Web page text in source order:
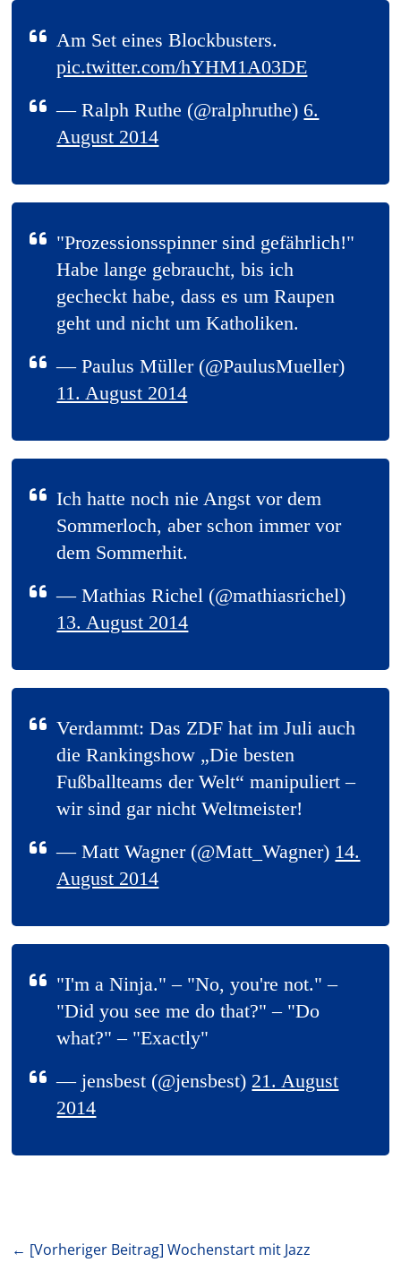
Am Set eines Blockbusters.
pic.twitter.com/hYHM1A03DE
— Ralph Ruthe (@ralphruthe) 6.
August 2014
"Prozessionsspinner sind gefährlich!"
Habe lange gebraucht, bis ich
gecheckt habe, dass es um Raupen
geht und nicht um Katholiken.
— Paulus Müller (@PaulusMueller)
11. August 2014
Ich hatte noch nie Angst vor dem
Sommerloch, aber schon immer vor
dem Sommerhit.
— Mathias Richel (@mathiasrichel)
13. August 2014
Verdammt: Das ZDF hat im Juli auch
die Rankingshow „Die besten
Fußballteams der Welt“ manipuliert –
wir sind gar nicht Weltmeister!
— Matt Wagner (@Matt_Wagner) 14.
August 2014
"I'm a Ninja." – "No, you're not." –
"Did you see me do that?" – "Do
what?" – "Exactly"
— jensbest (@jensbest) 21. August
2014
← [Vorheriger Beitrag] Wochenstart mit Jazz